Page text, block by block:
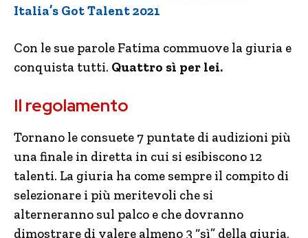
Italia’s Got Talent 2021
Con le sue parole Fatima commuove la giuria e
conquista tutti. Quattro sì per lei.
Il regolamento
Tornano le consuete 7 puntate di audizioni più
una finale in diretta in cui si esibiscono 12
talenti. La giuria ha come sempre il compito di
selezionare i più meritevoli che si
alterneranno sul palco e che dovranno
dimostrare di valere almeno 3 “sì” della giuria,